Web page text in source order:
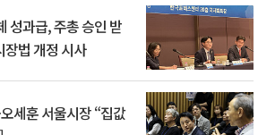
성과급, 주총 승인 받
법 개정 시사
세훈 서울시장 “집값